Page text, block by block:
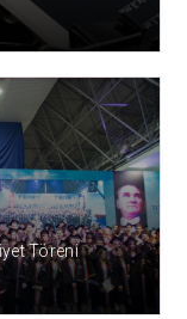
Töreni